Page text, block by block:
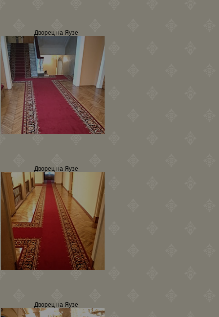
Дворец на Яузе
Дворец на Яузе
Дворец на Яузе